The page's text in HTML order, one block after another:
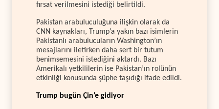
fırsat verilmesini istediği belirtildi.
Pakistan arabuluculuğuna ilişkin olarak da
CNN kaynakları, Trump’a yakın bazı isimlerin
Pakistanlı arabulucuların Washington’ın
mesajlarını iletirken daha sert bir tutum
benimsemesini istediğini aktardı. Bazı
Amerikalı yetkililerin ise Pakistan’ın rolünün
etkinliği konusunda şüphe taşıdığı ifade edildi.
Trump bugün Çin’e gidiyor